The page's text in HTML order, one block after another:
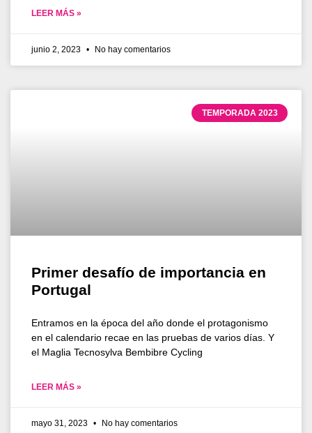
LEER MÁS »
junio 2, 2023 No hay comentarios
TEMPORADA 2023
Primer desafío de importancia en
Portugal
Entramos en la época del año donde el protagonismo
en el calendario recae en las pruebas de varios días. Y
el Maglia Tecnosylva Bembibre Cycling
LEER MÁS »
mayo 31, 2023 No hay comentarios